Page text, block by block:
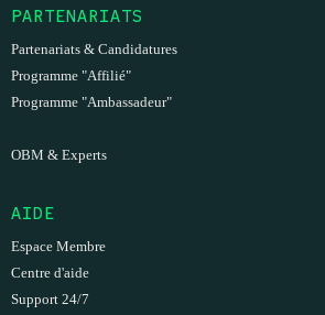
PARTENARIATS
Partenariats & Candidatures
Programme "Affilié"
Programme "Ambassadeur"
OBM & Experts
AIDE
Espace Membre
Centre d'aide
Support 24/7